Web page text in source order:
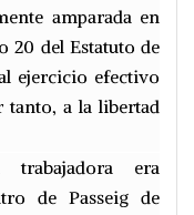
amparada en
20 del Estatuto de
ejercicio efectivo
tanto, a la libertad
era
de Passeig de